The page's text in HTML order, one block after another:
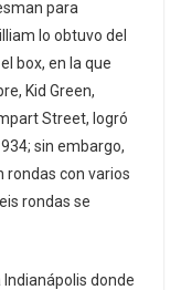
para
lo obtuvo del
box, en la que
Kid Green,
Street, logró
sin embargo,
rondas con varios
rondas se
donde